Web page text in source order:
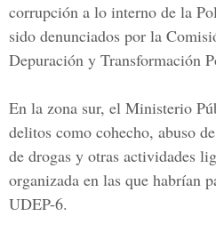
corrupción a lo interno de la
sido denunciados por la
Depuración y Transformación
En la zona sur, el Ministerio
delitos como cohecho, abuso
de drogas y otras actividades
organizada en las que habrían
UDEP-6.